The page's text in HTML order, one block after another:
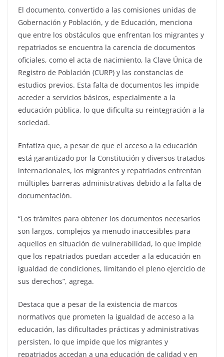
El documento, convertido a las comisiones unidas de
Gobernación y Población, y de Educación, menciona
que entre los obstáculos que enfrentan los migrantes y
repatriados se encuentra la carencia de documentos
oficiales, como el acta de nacimiento, la Clave Única de
Registro de Población (CURP) y las constancias de
estudios previos. Esta falta de documentos les impide
acceder a servicios básicos, especialmente a la
educación pública, lo que dificulta su reintegración a la
sociedad.
Enfatiza que, a pesar de que el acceso a la educación
está garantizado por la Constitución y diversos tratados
internacionales, los migrantes y repatriados enfrentan
múltiples barreras administrativas debido a la falta de
documentación.
“Los trámites para obtener los documentos necesarios
son largos, complejos ya menudo inaccesibles para
aquellos en situación de vulnerabilidad, lo que impide
que los repatriados puedan acceder a la educación en
igualdad de condiciones, limitando el pleno ejercicio de
sus derechos”, agrega.
Destaca que a pesar de la existencia de marcos
normativos que prometen la igualdad de acceso a la
educación, las dificultades prácticas y administrativas
persisten, lo que impide que los migrantes y
repatriados accedan a una educación de calidad y en